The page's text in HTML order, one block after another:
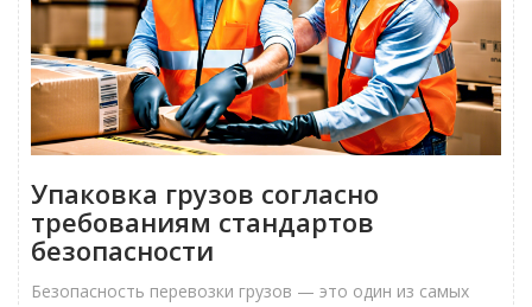
Упаковка грузов согласно
требованиям стандартов
безопасности
Безопасность перевозки грузов — это один из самых